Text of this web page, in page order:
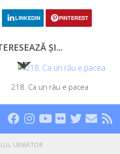
LINKEDIN PINTEREST
ȘI...
218. Ca un râu e pacea
URMĂTOR